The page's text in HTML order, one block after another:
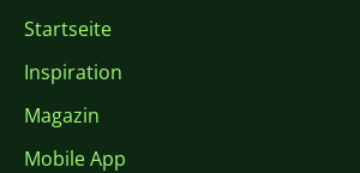
Startseite
Inspiration
Magazin
Mobile App